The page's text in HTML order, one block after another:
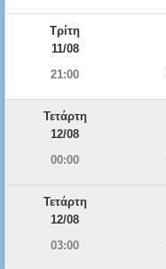
Τρίτη
11/08
21:00
Τετάρτη
12/08
00:00
Τετάρτη
12/08
03:00